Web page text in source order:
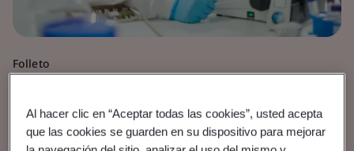
Folleto
Cronología del IVDR
Al hacer clic en “Aceptar todas las cookies”, usted acepta
que las cookies se guarden en su dispositivo para mejorar